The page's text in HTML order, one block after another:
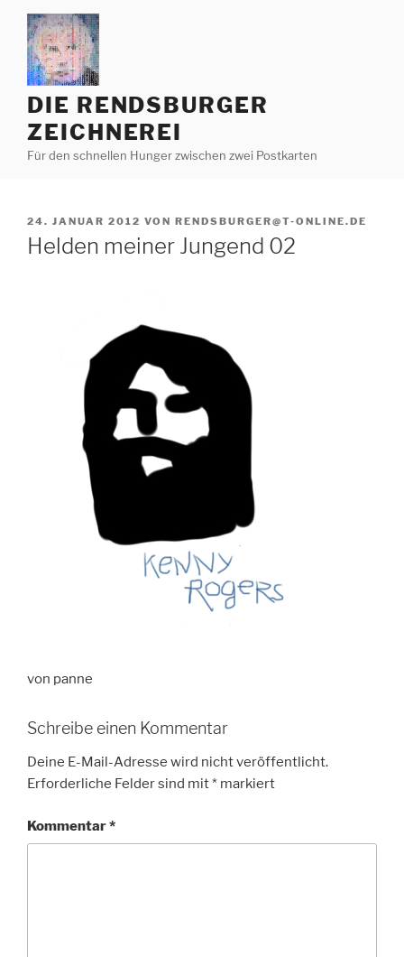
Zum
Inhalt
springen
DIE RENDSBURGER
ZEICHNEREI
Für den schnellen Hunger zwischen zwei Postkarten
VERÖFFENTLICHT
AM
24. JANUAR 2012 VON RENDSBURGER@T-ONLINE.DE
Helden meiner Jungend 02
von panne
Schreibe einen Kommentar
Deine E-Mail-Adresse wird nicht veröffentlicht.
Erforderliche Felder sind mit* markiert
Kommentar*